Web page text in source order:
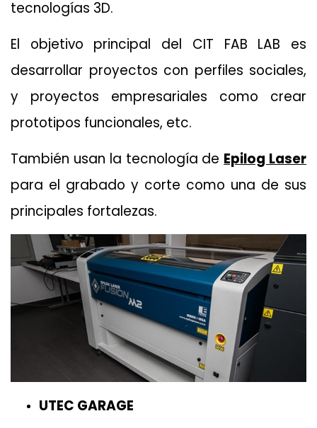
tecnologías 3D.
El objetivo principal del CIT FAB LAB es
desarrollar proyectos con perfiles sociales,
y proyectos empresariales como crear
prototipos funcionales, etc.
También usan la tecnología de Epilog Laser
para el grabado y corte como una de sus
principales fortalezas.
UTEC GARAGE